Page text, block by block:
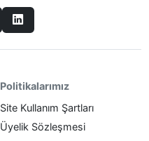
Politikalarımız
Site Kullanım Şartları
Üyelik Sözleşmesi